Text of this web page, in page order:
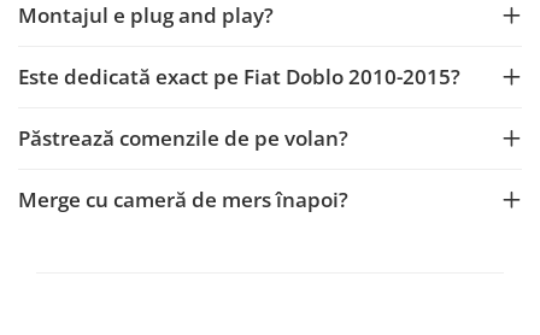
Dodge
Navigații auto universale
Navigații universale 1DIN
Montajul e plug and play?
Este dedicată exact pe Fiat Doblo 2010-2015?
Păstrează comenzile de pe volan?
Merge cu cameră de mers înapoi?